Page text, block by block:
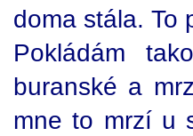
doma stála. To
Pokládám
buranské a
mne to mrzí u